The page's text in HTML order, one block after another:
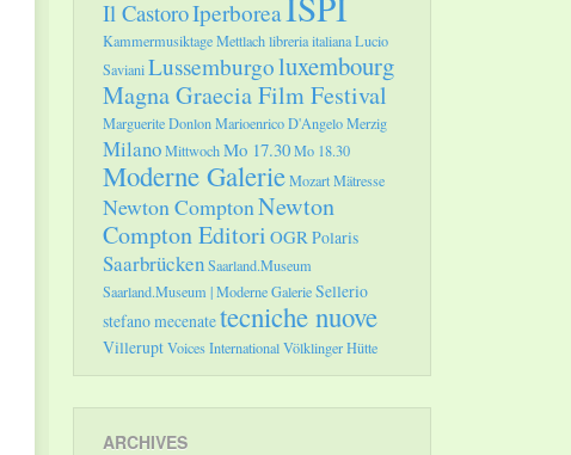
Il CastoroIperborea
Kammermusiktage Mettlachlibreria italianaLucio
SavianiLussemburgoluxembourg
Magna Graecia Film Festival
Marguerite DonlonMarioenrico D'AngeloMerzig
MilanoMittwochMo 17.30Mo 18.30
Moderne GalerieMozartMätresse
Newton ComptonNewton
Compton Editori OGRPolaris
SaarbrückenSaarland.Museum
Saarland.Museum | Moderne GalerieSellerio
stefano mecenatetecniche nuove
VilleruptVoices InternationalVölklinger Hütte
ARCHIVES